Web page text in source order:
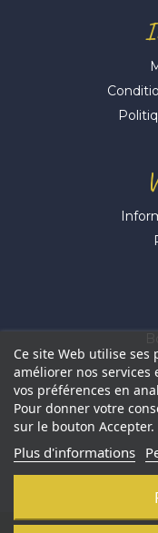
Ce site Web utilise
améliorer nos services
vos préférences en
Pour donner votre
sur le bouton Accepter.
Plus d'informations